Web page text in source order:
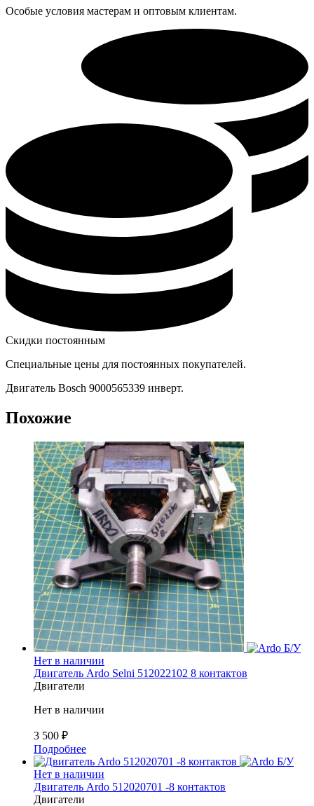
Особые условия мастерам и оптовым клиентам.
Скидки постоянным
Специальные цены для постоянных покупателей.
Двигатель Bosch 9000565339 инверт.
Похожие
Б/У
Нет в наличии
Двигатель Ardo Selni 512022102 8 контактов
Двигатели
Нет в наличии
3 500 ₽
Подробнее
Б/У
Нет в наличии
Двигатель Ardo 512020701 -8 контактов
Двигатели